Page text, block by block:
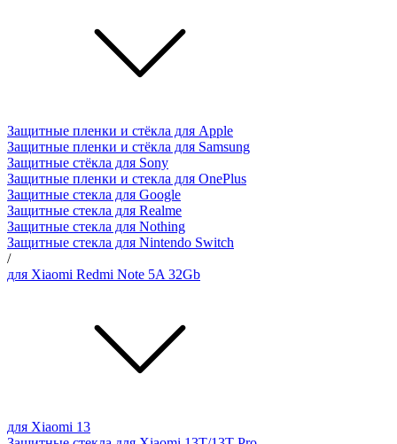
Защитные пленки и стёкла для Apple
Защитные пленки и стёкла для Samsung
Защитные стёкла для Sony
Защитные пленки и стекла для OnePlus
Защитные стекла для Google
Защитные стекла для Realme
Защитные стекла для Nothing
Защитные стекла для Nintendo Switch
/
для Xiaomi Redmi Note 5A 32Gb
для Xiaomi 13